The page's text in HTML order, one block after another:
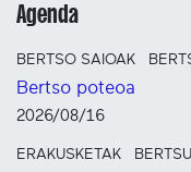
Agenda
BERTSO SAIOAK
Bertso poteoa
2026/08/16
ERAKUSKETAK